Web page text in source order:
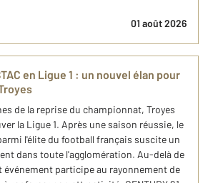
01 août 2026
en Ligue 1 : un nouvel élan pour
de la reprise du championnat, Troyes
la Ligue 1. Après une saison réussie, le
l'élite du football français suscite un
dans toute l'agglomération. Au-delà de
événement participe au rayonnement de